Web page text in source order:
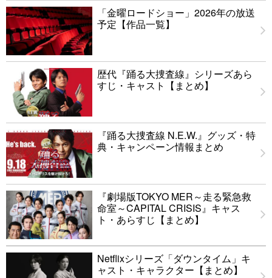
「金曜ロードショー」2026年の放送
予定【作品一覧】
歴代『踊る大捜査線』シリーズあら
すじ・キャスト【まとめ】
『踊る大捜査線 N.E.W.』グッズ・特
典・キャンペーン情報まとめ
『劇場版TOKYO MER～走る緊急救
命室～CAPITAL CRISIS』キャス
ト・あらすじ【まとめ】
Netflixシリーズ「ダウンタイム」キ
ャスト・キャラクター【まとめ】